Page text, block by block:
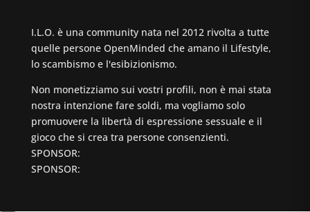
I.L.O. è una community nata nel 2012 rivolta a tutte
quelle persone OpenMinded che amano il Lifestyle,
lo scambismo e l'esibizionismo.
Non monetizziamo sui vostri profili, non è mai stata
nostra intenzione fare soldi, ma vogliamo solo
promuovere la libertà di espressione sessuale e il
gioco che si crea tra persone consenzienti.
SPONSOR:
SPONSOR: